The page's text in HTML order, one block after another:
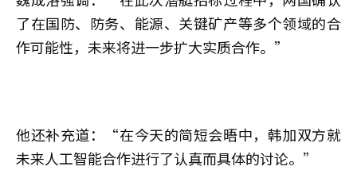
了在国防、防务、能源、关键矿产等多个领域的合
作可能性，未来将进一步扩大实质合作。”
他还补充道：“在今天的简短会晤中，韩加双方就
未来人工智能合作进行了认真而具体的讨论。”